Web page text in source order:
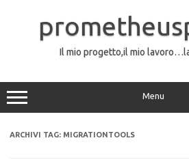
contenuto
Il mio progetto,il mio
Menu
ARCHIVI TAG: MIGRATIONTOOLS